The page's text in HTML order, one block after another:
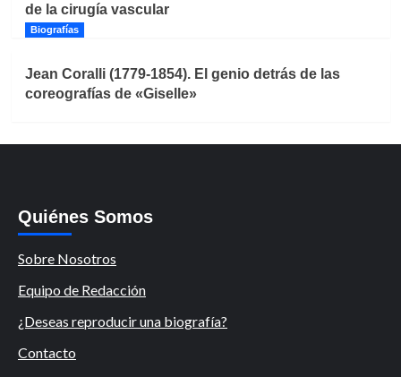
de la cirugía vascular
Biografías
Jean Coralli (1779-1854). El genio detrás de las
coreografías de «Giselle»
Quiénes Somos
Sobre Nosotros
Equipo de Redacción
¿Deseas reproducir una biografía?
Contacto